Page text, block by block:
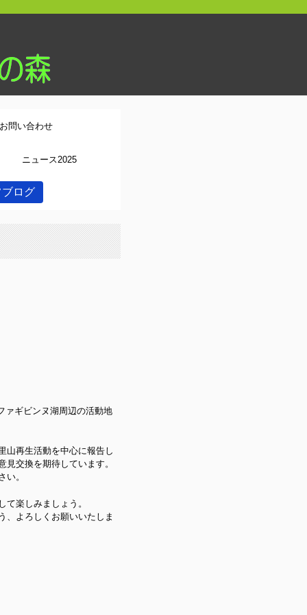
お問い合わせ
ニュース2025
ログ
ァギビンヌ湖周辺の活動地
山再生活動を中心に報告し
交換を期待しています。
い。
楽しみましょう。
、よろしくお願いいたしま